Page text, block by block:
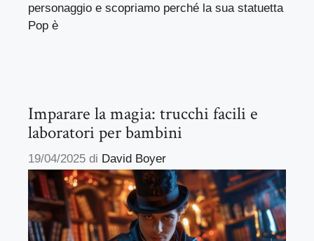
personaggio e scopriamo perché la sua statuetta
Pop è
Imparare la magia: trucchi facili e
laboratori per bambini
19/04/2025 di David Boyer